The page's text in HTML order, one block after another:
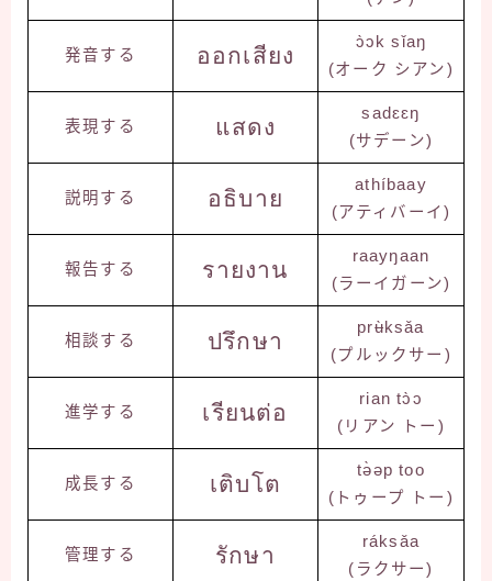
発音する ออกเสียง
ɔ̀ɔk sǐaŋ
(オーク シアン)
表現する แสดง
sadɛɛŋ
(サデーン)
説明する อธิบาย
athíbaay
(アティバーイ)
報告する รายงาน
raayŋaan
(ラーイガーン)
相談する ปรึกษา
prʉ̀ksǎa
(プルックサー)
進学する เรียนต่อ
rian tɔ̀ɔ
(リアン トー)
成長する เติบโต
tə̀əp too
(トゥープ トー)
管理する รักษา
ráksǎa
(ラクサー)